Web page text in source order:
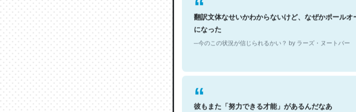
翻訳文体なせいかわからないけど、なぜかポールオ
になった
─今のこの状況が信じられるかい？ by ラーズ・ヌートバー
彼もまた「努力できる才能」があるんだなあ
─今のこの状況が信じられるかい？ by ラーズ・ヌートバー